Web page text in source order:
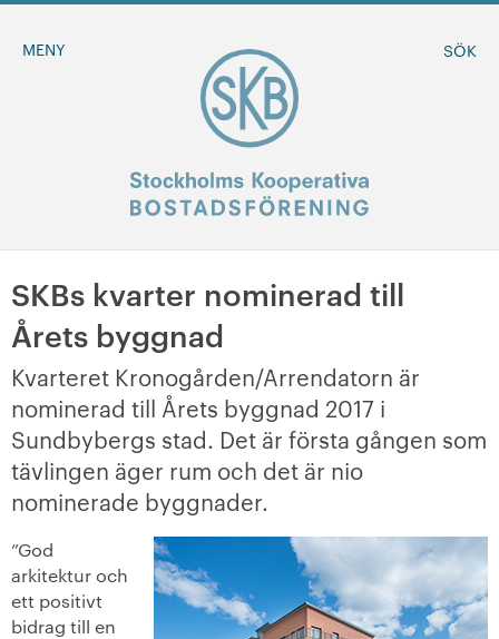
SÖK
MENY
BLI MEDLEM
MINA SIDOR
Om oss
Sök ledigt
+
Våra bostäder
Vår boendeform
SKBs kvarter nominerad till
Årets byggnad
Kvarteret Kronogården/Arrendatorn är
nominerad till Årets byggnad 2017 i
Sundbybergs stad. Det är första gången som
tävlingen äger rum och det är nio
nominerade byggnader.
”God
arkitektur och
ett positivt
bidrag till en